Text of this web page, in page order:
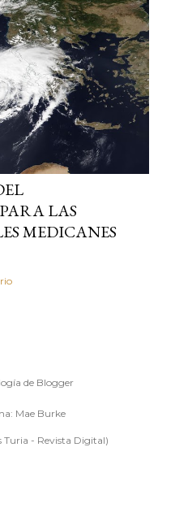
LAS
MEDICANES
de Blogger
Mae Burke
Turia - Revista Digital)